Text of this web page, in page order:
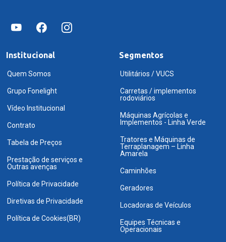
Institucional
Quem Somos
Grupo Fonelight
Vídeo Institucional
Contrato
Tabela de Preços
Prestação de serviços e
Outras avenças
Política de Privacidade
Diretivas de Privacidade
Política de Cookies(BR)
Segmentos
Utilitários / VUCS
Carretas / implementos
rodoviários
Máquinas Agrícolas e
Implementos - Linha Verde
Tratores e Máquinas de
Terraplanagem – Linha
Amarela
Caminhões
Geradores
Locadoras de Veículos
Equipes Técnicas e
Operacionais